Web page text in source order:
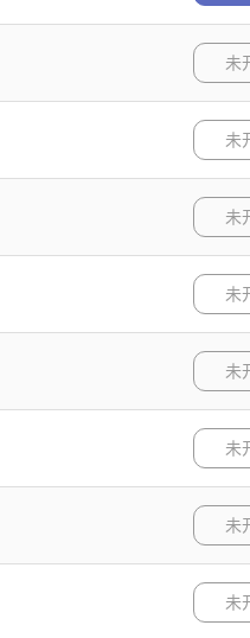
未
未
未
未
未
未
未
未